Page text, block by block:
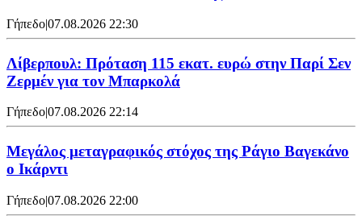
Γήπεδο|07.08.2026 22:30
Λίβερπουλ: Πρόταση 115 εκατ. ευρώ στην Παρί Σεν
Ζερμέν για τον Μπαρκολά
Γήπεδο|07.08.2026 22:14
Μεγάλος μεταγραφικός στόχος της Ράγιο Βαγεκάνο
ο Ικάρντι
Γήπεδο|07.08.2026 22:00